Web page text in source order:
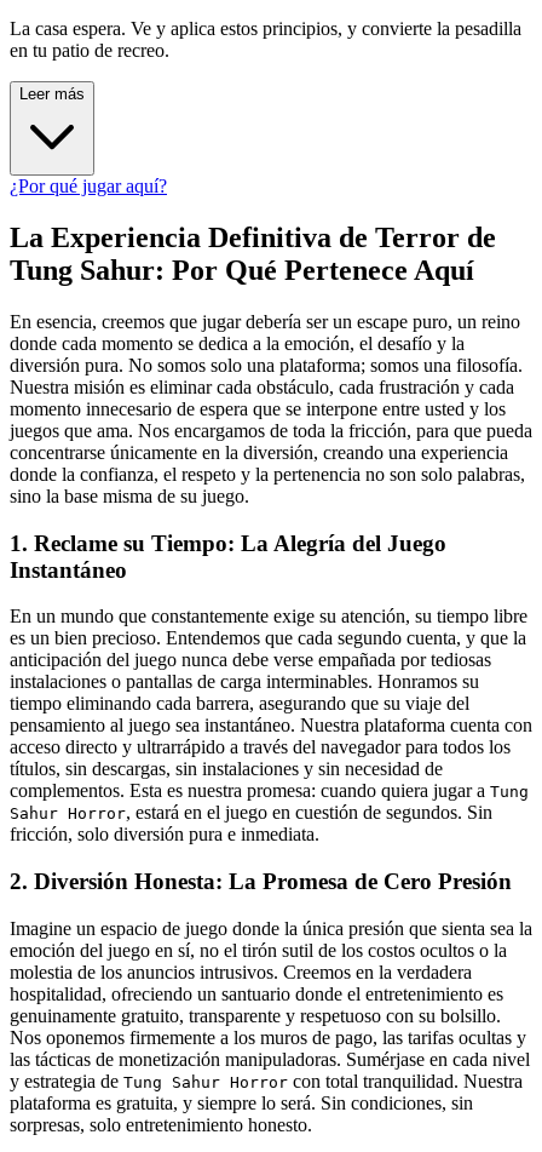
La casa espera. Ve y aplica estos principios, y convierte la pesadilla
en tu patio de recreo.
Leer más
¿Por qué jugar aquí?
La Experiencia Definitiva de Terror de
Tung Sahur: Por Qué Pertenece Aquí
En esencia, creemos que jugar debería ser un escape puro, un reino
donde cada momento se dedica a la emoción, el desafío y la
diversión pura. No somos solo una plataforma; somos una filosofía.
Nuestra misión es eliminar cada obstáculo, cada frustración y cada
momento innecesario de espera que se interpone entre usted y los
juegos que ama. Nos encargamos de toda la fricción, para que pueda
concentrarse únicamente en la diversión, creando una experiencia
donde la confianza, el respeto y la pertenencia no son solo palabras,
sino la base misma de su juego.
1. Reclame su Tiempo: La Alegría del Juego
Instantáneo
En un mundo que constantemente exige su atención, su tiempo libre
es un bien precioso. Entendemos que cada segundo cuenta, y que la
anticipación del juego nunca debe verse empañada por tediosas
instalaciones o pantallas de carga interminables. Honramos su
tiempo eliminando cada barrera, asegurando que su viaje del
pensamiento al juego sea instantáneo. Nuestra plataforma cuenta con
acceso directo y ultrarrápido a través del navegador para todos los
títulos, sin descargas, sin instalaciones y sin necesidad de
complementos. Esta es nuestra promesa: cuando quiera jugar a Tung
Sahur Horror, estará en el juego en cuestión de segundos. Sin
fricción, solo diversión pura e inmediata.
2. Diversión Honesta: La Promesa de Cero Presión
Imagine un espacio de juego donde la única presión que sienta sea la
emoción del juego en sí, no el tirón sutil de los costos ocultos o la
molestia de los anuncios intrusivos. Creemos en la verdadera
hospitalidad, ofreciendo un santuario donde el entretenimiento es
genuinamente gratuito, transparente y respetuoso con su bolsillo.
Nos oponemos firmemente a los muros de pago, las tarifas ocultas y
las tácticas de monetización manipuladoras. Sumérjase en cada nivel
y estrategia de Tung Sahur Horror con total tranquilidad. Nuestra
plataforma es gratuita, y siempre lo será. Sin condiciones, sin
sorpresas, solo entretenimiento honesto.